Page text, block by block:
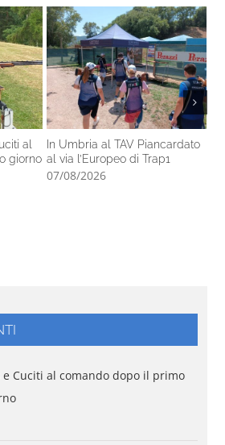
al
giorno
In Umbria al TAV Piancardato
al via l’Europeo di Trap1
07/08/2026
e Cuciti al comando dopo il primo